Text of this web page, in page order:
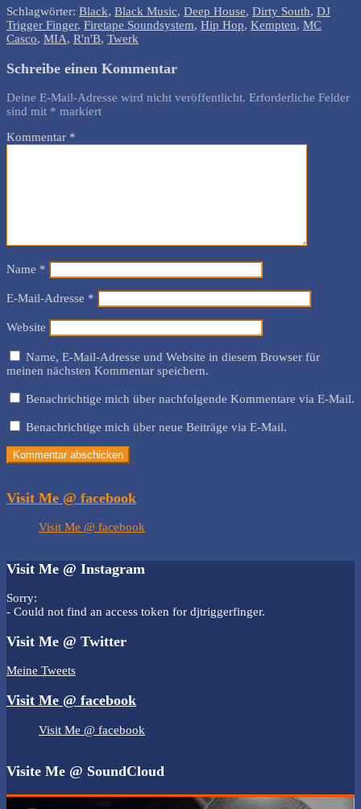
Schlagwörter: Black, Black Music, Deep House, Dirty South, DJ
Trigger Finger, Firetape Soundsystem, Hip Hop, Kempten, MC
Casco, MIA, R'n'B, Twerk
Schreibe einen Kommentar
Deine E-Mail-Adresse wird nicht veröffentlicht. Erforderliche Felder
sind mit * markiert
Kommentar *
Name *
E-Mail-Adresse *
Website
Name, E-Mail-Adresse und Website in diesem Browser für
meinen nächsten Kommentar speichern.
Benachrichtige mich über nachfolgende Kommentare via E-Mail.
Benachrichtige mich über neue Beiträge via E-Mail.
Visit Me @ facebook
Visit Me @ facebook
Visit Me @ Instagram
Sorry:
- Could not find an access token for djtriggerfinger.
Visit Me @ Twitter
Meine Tweets
Visit Me @ facebook
Visit Me @ facebook
Visite Me @ SoundCloud